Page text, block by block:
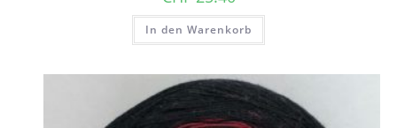
In den Warenkorb